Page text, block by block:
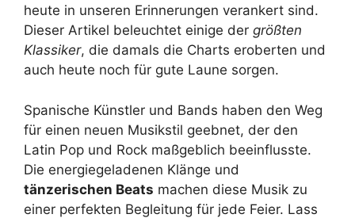
heute in unseren Erinnerungen verankert sind.
Dieser Artikel beleuchtet einige der größten
Klassiker, die damals die Charts eroberten und
auch heute noch für gute Laune sorgen.
Spanische Künstler und Bands haben den Weg
für einen neuen Musikstil geebnet, der den
Latin Pop und Rock maßgeblich beeinflusste.
Die energiegeladenen Klänge und
tänzerischen Beats machen diese Musik zu
einer perfekten Begleitung für jede Feier. Lass